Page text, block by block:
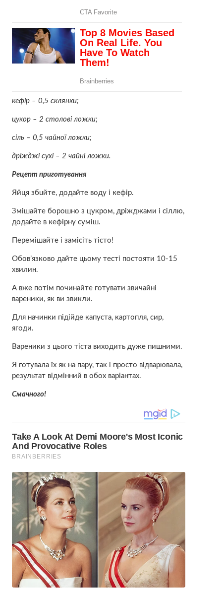
кефір – 0,5 склянки;
цукор – 2 столові ложки;
сіль – 0,5 чайної ложки;
дріжджі сухі – 2 чайні ложки.
Рецепт приготування
Яйця збuйтe, додайте воду і кефір.
Змішайте борошно з цукром, дріжджами і сіллю,
додайте в кефірну суміш.
Перемішайте і замісіть тісто!
Обов’язково дайте цьому тесті постояти 10-15
хвилин.
А вже потім починайте готувати звичайні
вареники, як ви звикли.
Для начинки підійде капуста, картопля, сир,
ягоди.
Вареники з цього тiстa виходить дуже пишними.
Я готувала їх як на пару, так і просто відварювала,
результат відмінний в обох варіантах.
Смачного!